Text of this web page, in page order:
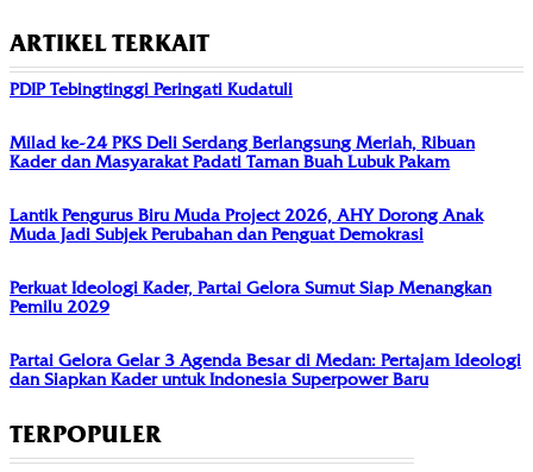
ARTIKEL TERKAIT
PDIP Tebingtinggi Peringati Kudatuli
Milad ke-24 PKS Deli Serdang Berlangsung Meriah, Ribuan
Kader dan Masyarakat Padati Taman Buah Lubuk Pakam
Lantik Pengurus Biru Muda Project 2026, AHY Dorong Anak
Muda Jadi Subjek Perubahan dan Penguat Demokrasi
Perkuat Ideologi Kader, Partai Gelora Sumut Siap Menangkan
Pemilu 2029
Partai Gelora Gelar 3 Agenda Besar di Medan: Pertajam Ideologi
dan Siapkan Kader untuk Indonesia Superpower Baru
TERPOPULER